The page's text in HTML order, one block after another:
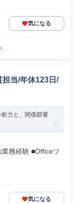
気になる
担当/年休123日/
力と、関係部署
務経験 ■Officeツ
気になる